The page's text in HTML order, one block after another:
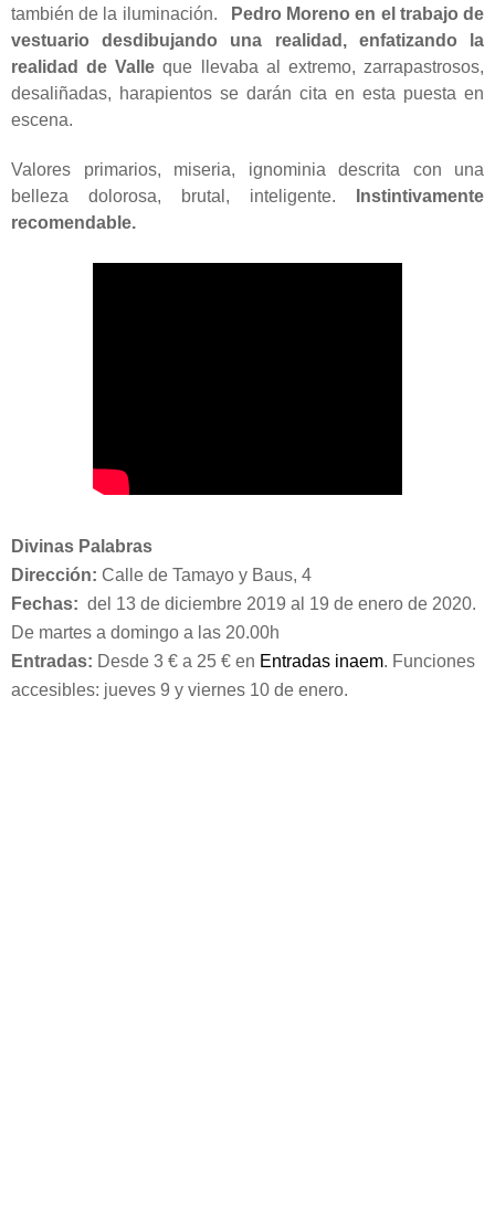
también de la iluminación.
Pedro Moreno en el trabajo de
vestuario desdibujando una realidad, enfatizando la
realidad de Valleque llevaba al extremo, zarrapastrosos,
desaliñadas, harapientos se darán cita en esta puesta en
escena.
Valores primarios, miseria, ignominia descrita con una
belleza dolorosa, brutal, inteligente.
Instintivamente
recomendable.
Divinas Palabras
Dirección: Calle de Tamayo y Baus, 4
Fechas: del 13 de diciembre 2019 al 19 de enero de 2020.
De martes a domingo a las 20.00h
Entradas: Desde 3 € a 25 € en Entradas inaem. Funciones
accesibles: jueves 9 y viernes 10 de enero.